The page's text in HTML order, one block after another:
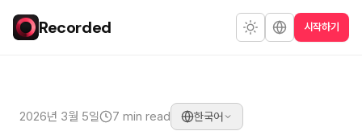
Recorded 시작하기
2026년 3월 5일 7 min read 한국어